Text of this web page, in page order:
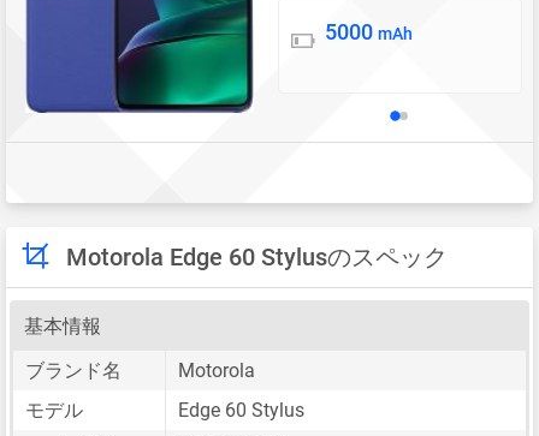
バッテリー
5000 mAh
Motorola Edge 60 Stylusのスペック
基本情報
ブランド名
Motorola
モデル
Edge 60 Stylus